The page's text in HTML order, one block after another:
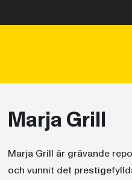
Marja Grill
Marja Grill är grävande
och vunnit det